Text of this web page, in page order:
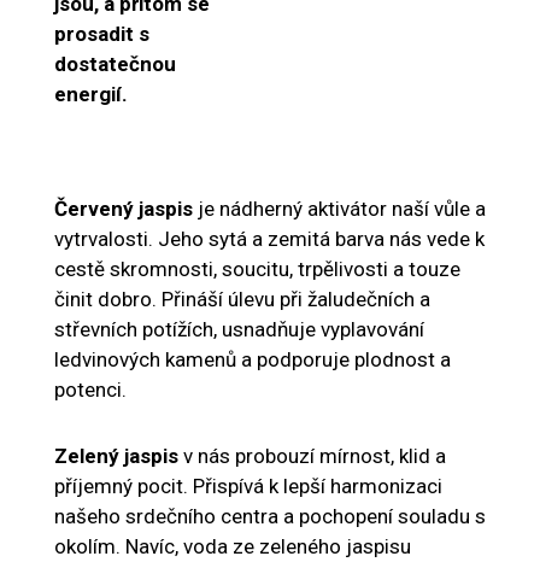
prosadit s
dostatečnou
energií.
Červený jaspis je nádherný aktivátor naší vůle a
vytrvalosti. Jeho sytá a zemitá barva nás vede k
cestě skromnosti, soucitu, trpělivosti a touze
činit dobro. Přináší úlevu při žaludečních a
střevních potížích, usnadňuje vyplavování
ledvinových kamenů a podporuje plodnost a
potenci.
Zelený jaspis v nás probouzí mírnost, klid a
příjemný pocit. Přispívá k lepší harmonizaci
našeho srdečního centra a pochopení souladu s
okolím. Navíc, voda ze zeleného jaspisu